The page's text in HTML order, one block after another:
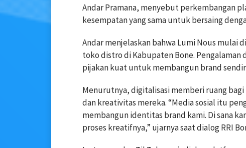
Andar Pramana, menyebut perkembangan
kesempatan yang sama untuk bersaing
Andar menjelaskan bahwa Lumi Nous mulai
toko distro di Kabupaten Bone.
pijakan kuat untuk membangun brand
Menurutnya, digitalisasi memberi ruang
dan kreativitas mereka. “Media sosial itu
membangun identitas brand kami. Di sana
proses kreatifnya,” ujarnya saat dialog RRI